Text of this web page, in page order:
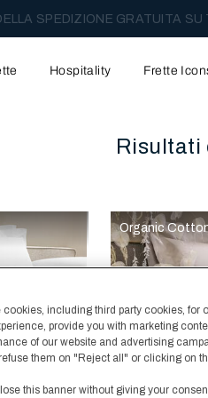
SPEDIZIONE GRATUITA
Hospitality Frette
Risultati
contenuto principale della
Organic
cookies, including third party cookies, for
provide you with marketing
of our website and advertising
them on "Reject all" or clicking on
this banner without giving your